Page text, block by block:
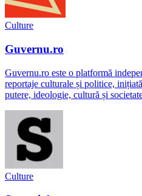
Culture
Guvernu.ro
Guvernu.ro este o platformă
reportaje culturale și politice,
putere, ideologie, cultură și
Culture